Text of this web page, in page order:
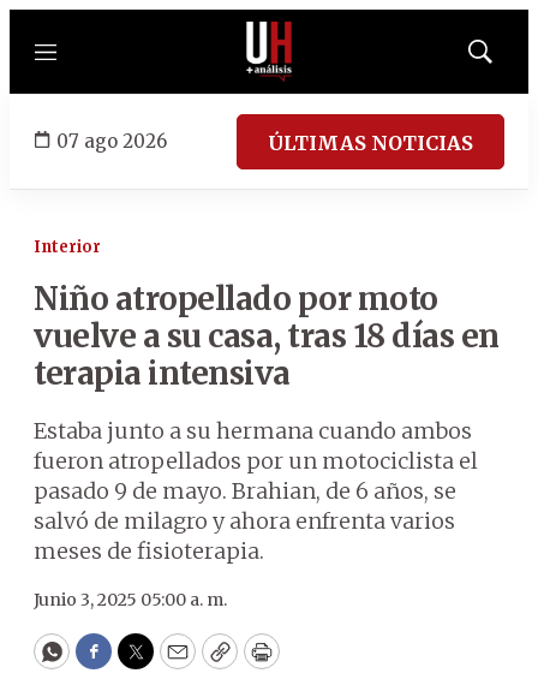
Menú
Mostrar
07 ago 2026 ÚLTIMAS NOTICIAS
Interior
Niño atropellado por moto
vuelve a su casa, tras 18 días en
terapia intensiva
Estaba junto a su hermana cuando ambos
fueron atropellados por un motociclista el
pasado 9 de mayo. Brahian, de 6 años, se
salvó de milagro y ahora enfrenta varios
meses de fisioterapia.
Junio 3, 2025 05:00 a. m.
WhatsApp
Facebook
Twitter
EmailCopyPrint